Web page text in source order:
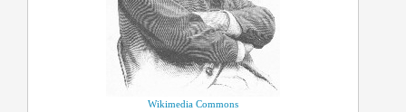
Wikimedia Commons